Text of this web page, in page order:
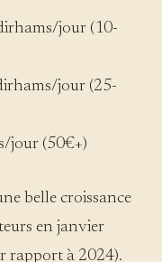
jour (10-
jour (25-
jour (50€+)
belle croissance
en janvier
rapport à 2024).